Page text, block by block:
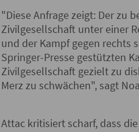
"Diese Anfrage zeigt: Der zu
Zivilgesellschaft unter einer
und der Kampf gegen rechts
Springer-Presse gestützten
Zivilgesellschaft gezielt zu
Merz zu schwächen", sagt
Attac kritisiert scharf, dass